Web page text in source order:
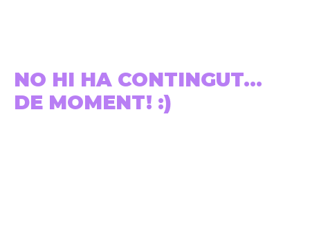
NO HI HA CONTINGUT...
DE MOMENT! :)